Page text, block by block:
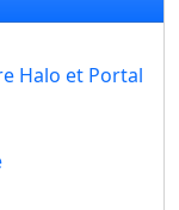
Halo et Portal